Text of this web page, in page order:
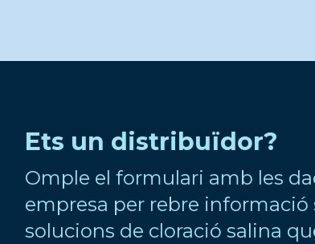
Ets un distribuïdor?
Omple el formulari amb les
empresa per rebre informació
solucions de cloració salina